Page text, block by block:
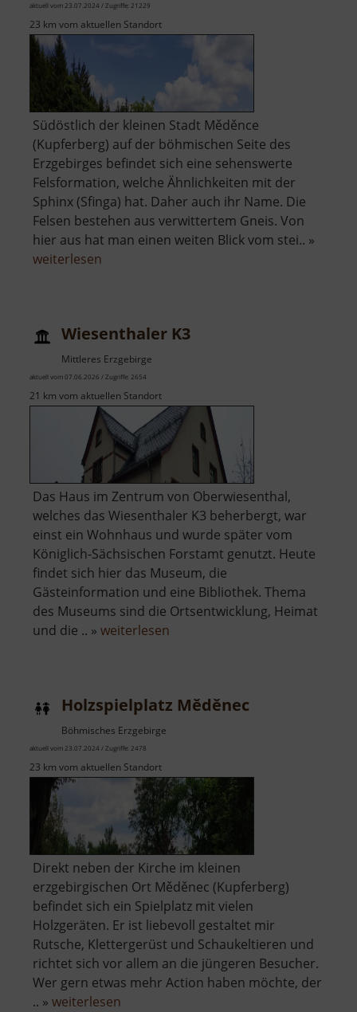
aktuell vom 23.07.2024 / Zugriffe: 21229
23 km vom aktuellen Standort
Südöstlich der kleinen Stadt Měděnce
(Kupferberg) auf der böhmischen Seite des
Erzgebirges befindet sich eine sehenswerte
Felsformation, welche Ähnlichkeiten mit der
Sphinx (Sfinga) hat. Daher auch ihr Name. Die
Felsen bestehen aus verwittertem Gneis. Von
hier aus hat man einen weiten Blick vom stei.. »
weiterlesen
Wiesenthaler K3
Mittleres Erzgebirge
aktuell vom 07.06.2026 / Zugriffe: 2654
21 km vom aktuellen Standort
Das Haus im Zentrum von Oberwiesenthal,
welches das Wiesenthaler K3 beherbergt, war
einst ein Wohnhaus und wurde später vom
Königlich-Sächsischen Forstamt genutzt. Heute
findet sich hier das Museum, die
Gästeinformation und eine Bibliothek. Thema
des Museums sind die Ortsentwicklung, Heimat
und die .. » weiterlesen
Holzspielplatz Měděnec
Böhmisches Erzgebirge
aktuell vom 23.07.2024 / Zugriffe: 2478
23 km vom aktuellen Standort
Direkt neben der Kirche im kleinen
erzgebirgischen Ort Měděnec (Kupferberg)
befindet sich ein Spielplatz mit vielen
Holzgeräten. Er ist liebevoll gestaltet mir
Rutsche, Klettergerüst und Schaukeltieren und
richtet sich vor allem an die jüngeren Besucher.
Wer gern etwas mehr Action haben möchte, der
.. » weiterlesen